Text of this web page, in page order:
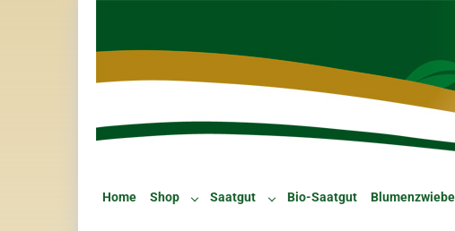
Home Shop Submenu for "Shop"
Saatgut Submenu for "Saatgut"
Bio-Saatgut